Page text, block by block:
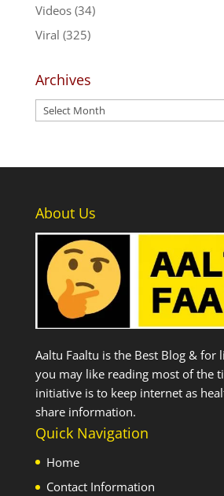
Videos(34)
Viral (325)
Archives
Archives
About Us
Aaltu Faaltu is the Best Blog & for
you may like reading most of the
initiative is to keep internet as
share information.
Quick Navigation
Home
Contact Information